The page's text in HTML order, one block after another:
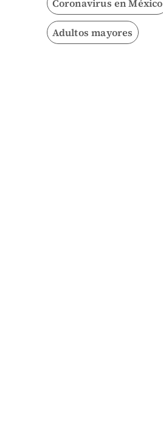
Coronavirus en México
Adultos mayores